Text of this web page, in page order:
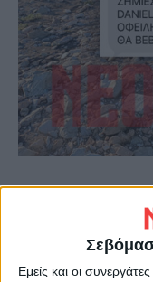
Εμείς και οι
προέκυψε από
των
προκαταβολών